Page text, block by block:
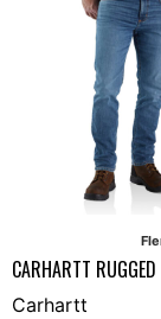
CARHARTT RUGGED
Carhartt